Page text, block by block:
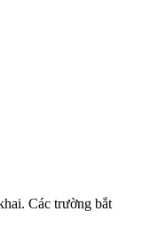
Các trường bắt